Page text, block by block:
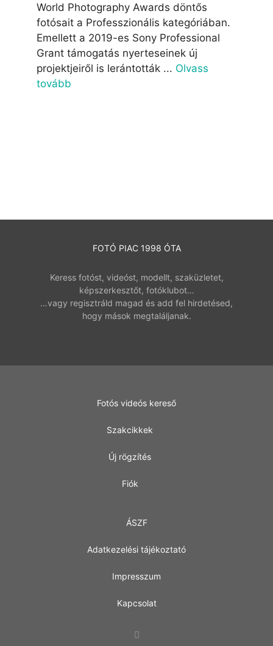
World Photography Awards döntős
fotósait a Professzionális kategóriában.
Emellett a 2019-es Sony Professional
Grant támogatás nyerteseinek új
projektjeiről is lerántották ... Olvass
tovább
FOTÓ PIAC 1998 ÓTA
Keress fotóst, videóst, modellt, szaküzletet,
képszerkesztőt, fotóklubot…
…vagy regisztráld magad és add fel hirdetésed,
hogy mások megtaláljanak.
Fotós videós kereső
Szakcikkek
Új rögzítés
Fiók
ÁSZF
Adatkezelési tájékoztató
Impresszum
Kapcsolat